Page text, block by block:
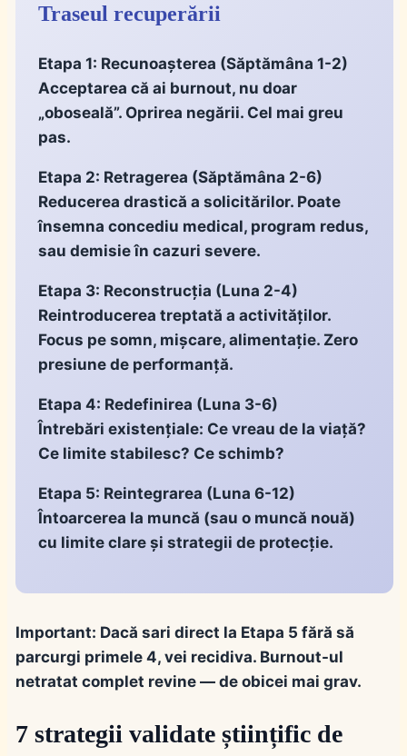
Traseul recuperării
Etapa 1: Recunoașterea (Săptămâna 1-2)
Acceptarea că ai burnout, nu doar
„oboseală”. Oprirea negării. Cel mai greu
pas.
Etapa 2: Retragerea (Săptămâna 2-6)
Reducerea drastică a solicitărilor. Poate
însemna concediu medical, program redus,
sau demisie în cazuri severe.
Etapa 3: Reconstrucția (Luna 2-4)
Reintroducerea treptată a activităților.
Focus pe somn, mișcare, alimentație. Zero
presiune de performanță.
Etapa 4: Redefinirea (Luna 3-6)
Întrebări existențiale: Ce vreau de la viață?
Ce limite stabilesc? Ce schimb?
Etapa 5: Reintegrarea (Luna 6-12)
Întoarcerea la muncă (sau o muncă nouă)
cu limite clare și strategii de protecție.
Important: Dacă sari direct la Etapa 5 fără să
parcurgi primele 4, vei recidiva. Burnout-ul
netratat complet revine — de obicei mai grav.
7 strategii validate științific de